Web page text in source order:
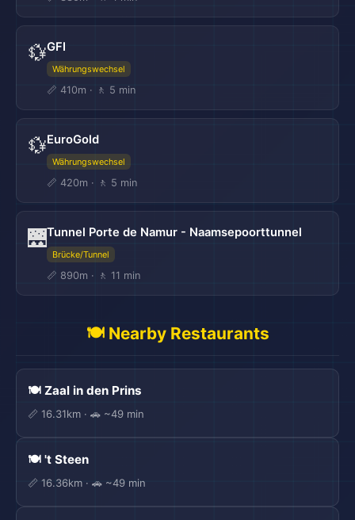
💱GFI
Währungswechsel
📏 410m · 🚶 5 min
💱EuroGold
Währungswechsel
📏 420m · 🚶 5 min
🌉Tunnel Porte de Namur - Naamsepoorttunnel
Brücke/Tunnel
📏 890m · 🚶 11 min
🍽️ Nearby Restaurants
🍽️ Zaal in den Prins
📏 16.31km · 🚗 ~49 min
🍽️ 't Steen
📏 16.36km · 🚗 ~49 min